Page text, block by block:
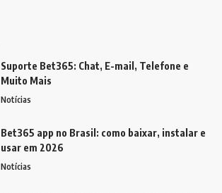
Suporte Bet365: Chat, E-mail, Telefone e
Muito Mais
Notícias
Bet365 app no Brasil: como baixar, instalar e
usar em 2026
Notícias